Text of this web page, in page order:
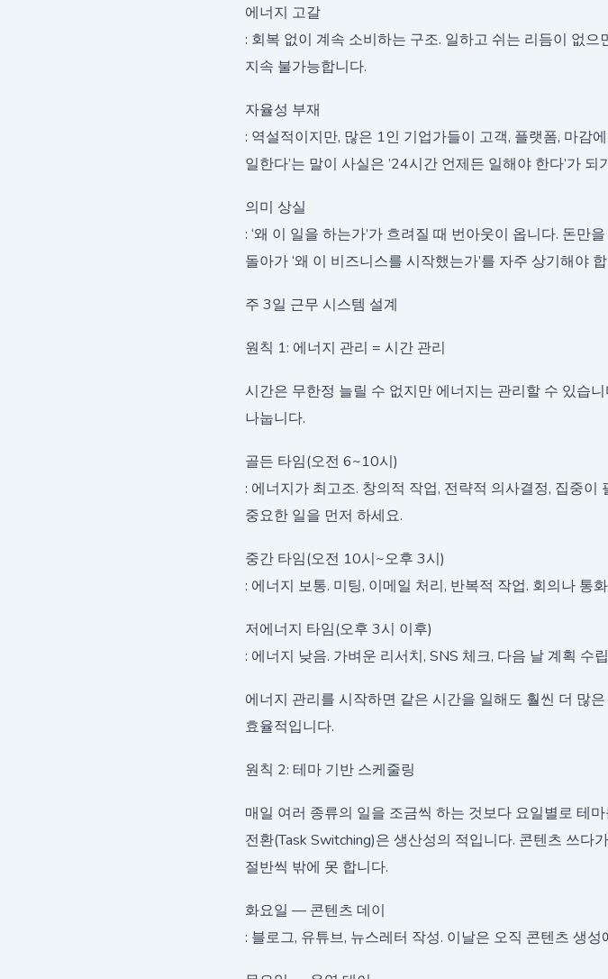
에너지 고갈
: 회복 없이 계속 소비하는 구조. 일하고 쉬는 리듬이 없
지속 불가능합니다.
자율성 부재
: 역설적이지만, 많은 1인 기업가들이 고객, 플랫폼, 마감
일한다’는 말이 사실은 ’24시간 언제든 일해야 한다’가 되
의미 상실
: ‘왜 이 일을 하는가’가 흐려질 때 번아웃이 옵니다. 돈만
돌아가 ‘왜 이 비즈니스를 시작했는가’를 자주 상기해야
주 3일 근무 시스템 설계
원칙 1: 에너지 관리 = 시간 관리
시간은 무한정 늘릴 수 없지만 에너지는 관리할 수 있습
나눕니다.
골든 타임(오전 6~10시)
: 에너지가 최고조. 창의적 작업, 전략적 의사결정, 집중
중요한 일을 먼저 하세요.
중간 타임(오전 10시~오후 3시)
: 에너지 보통. 미팅, 이메일 처리, 반복적 작업. 회의나 통
저에너지 타임(오후 3시 이후)
: 에너지 낮음. 가벼운 리서치, SNS 체크, 다음 날 계획 수
에너지 관리를 시작하면 같은 시간을 일해도 훨씬 더 많
효율적입니다.
원칙 2: 테마 기반 스케줄링
매일 여러 종류의 일을 조금씩 하는 것보다 요일별로 테
전환(Task Switching)은 생산성의 적입니다. 콘텐츠 쓰다
절반씩 밖에 못 합니다.
화요일 — 콘텐츠 데이
: 블로그, 유튜브, 뉴스레터 작성. 이날은 오직 콘텐츠 생성